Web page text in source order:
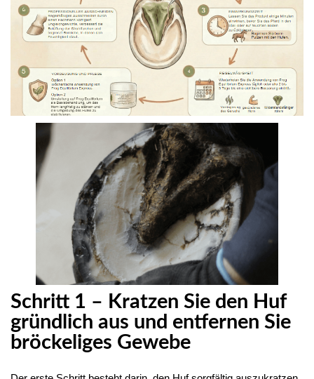
Schritt 1 – Kratzen Sie den Huf
gründlich aus und entfernen Sie
bröckeliges Gewebe